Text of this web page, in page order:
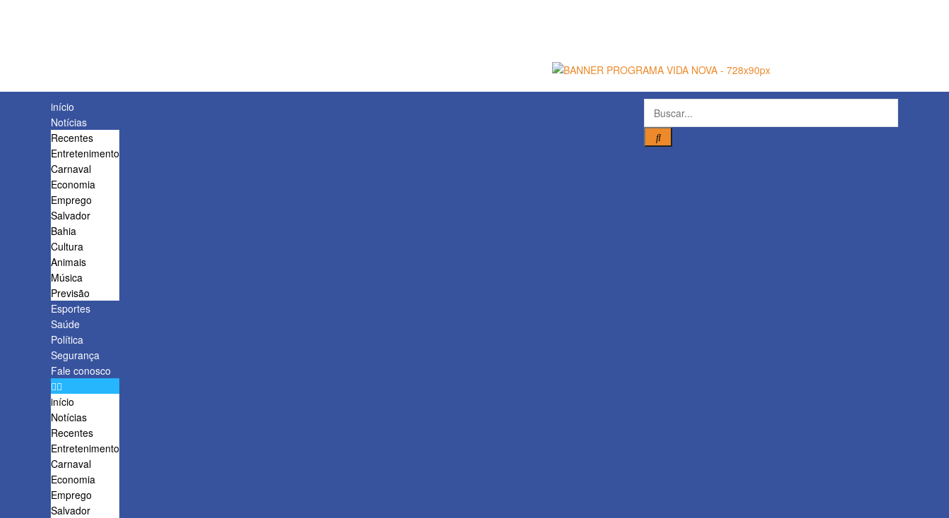
início
Notícias
Recentes
Entretenimento
Carnaval
Economia
Emprego
Salvador
Bahia
Cultura
Animais
Música
Previsão
Esportes
Saúde
Política
Segurança
Fale conosco
início
Notícias
Recentes
Entretenimento
Carnaval
Economia
Emprego
Salvador